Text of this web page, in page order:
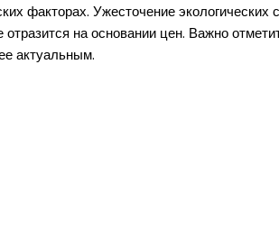
факторах. Ужесточение
отразится на основании цен. Важно
актуальным.